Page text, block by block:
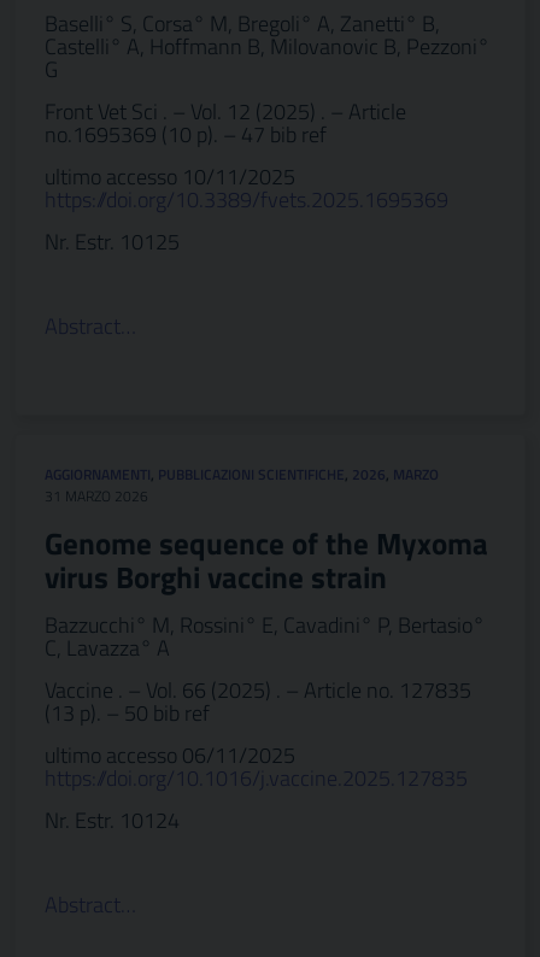
Baselli° S, Corsa° M, Bregoli° A, Zanetti° B,
Castelli° A, Hoffmann B, Milovanovic B, Pezzoni°
G
Front Vet Sci . – Vol. 12 (2025) . – Article
no.1695369 (10 p). – 47 bib ref
ultimo accesso 10/11/2025
https://doi.org/10.3389/fvets.2025.1695369
Nr. Estr. 10125
Abstract…
AGGIORNAMENTI, PUBBLICAZIONI SCIENTIFICHE, 2026, MARZO
31 MARZO 2026
Genome sequence of the Myxoma
virus Borghi vaccine strain
Bazzucchi° M, Rossini° E, Cavadini° P, Bertasio°
C, Lavazza° A
Vaccine . – Vol. 66 (2025) . – Article no. 127835
(13 p). – 50 bib ref
ultimo accesso 06/11/2025
https://doi.org/10.1016/j.vaccine.2025.127835
Nr. Estr. 10124
Abstract…